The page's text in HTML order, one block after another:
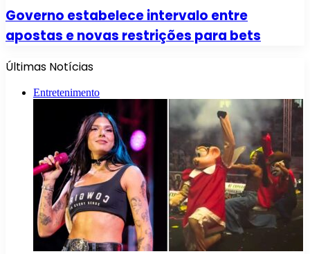
Governo estabelece intervalo entre
apostas e novas restrições para bets
Últimas Notícias
Entretenimento